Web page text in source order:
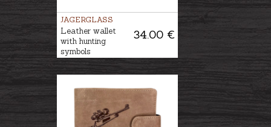
JAGERGLASS
34.00 €
Leather wallet
with hunting
symbols